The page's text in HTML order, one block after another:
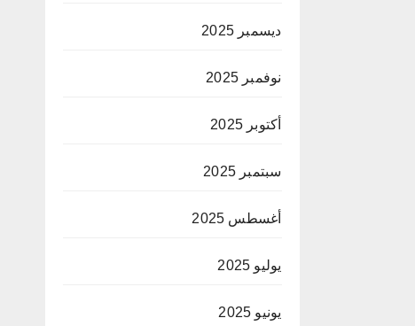
ديسمبر 2025
نوفمبر 2025
أكتوبر 2025
سبتمبر 2025
أغسطس 2025
يوليو 2025
يونيو 2025